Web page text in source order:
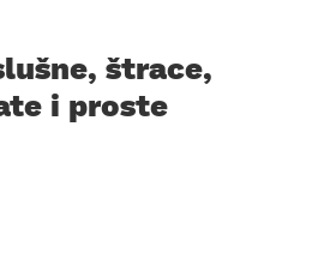
štrace,
i proste